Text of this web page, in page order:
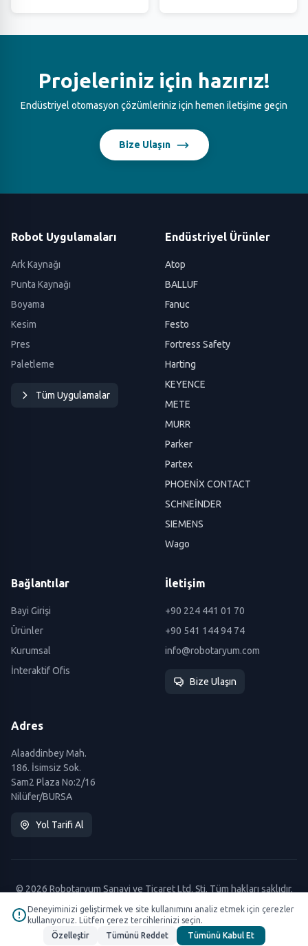
Projeleriniz için hazırız!
Endüstriyel otomasyon çözümleriniz için hemen iletişime geçin
Bize Ulaşın
Robot Uygulamaları
Ark Kaynağı
Punta Kaynağı
Boyama
Kesim
Pres
Paletleme
Tüm Uygulamalar
Endüstriyel Ürünler
Atop
BALLUF
Fanuc
Festo
Fortress Safety
Harting
KEYENCE
METE
MURR
Parker
Partex
PHOENİX CONTACT
SCHNEİNDER
SIEMENS
Wago
Bağlantılar
Bayi Girişi
Ürünler
Kurumsal
İnteraktif Ofis
İletişim
+90 224 441 01 70
+90 541 144 94 74
info@robotaryum.com
Bize Ulaşın
Adres
Alaaddinbey Mah.
186. İsimsiz Sok.
Sam2 Plaza No:2/16
Nilüfer/BURSA
Yol Tarifi Al
© 2026 Robotaryum Sanayi ve Ticaret Ltd. Şti. Tüm hakları saklıdır.
Deneyiminizi geliştirmek ve site kullanımını analiz etmek için çerezler
kullanıyoruz. Lütfen çerez tercihlerinizi seçin.
Özelleştir
Tümünü Reddet Tümünü Kabul Et